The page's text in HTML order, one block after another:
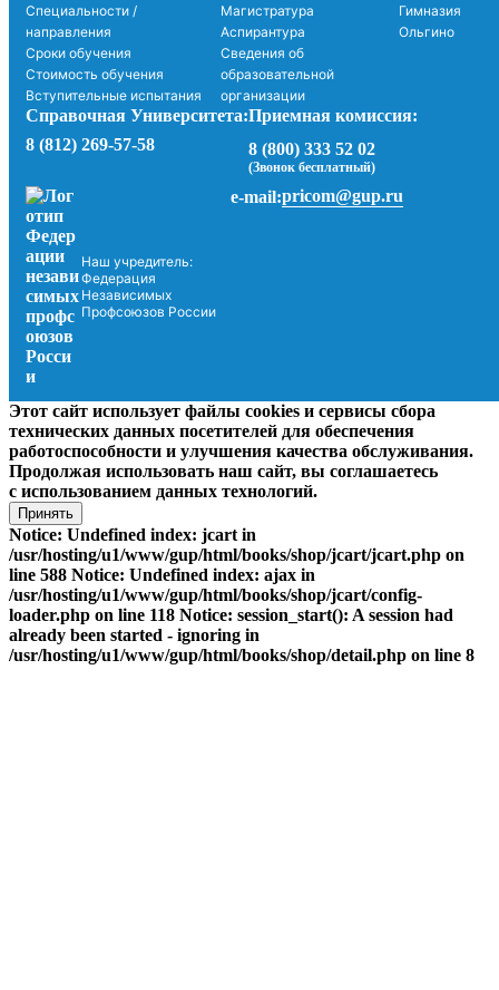
Специальности /
направления
Сроки обучения
Стоимость обучения
Вступительные испытания
Магистратура
Аспирантура
Сведения об
образовательной
организации
Гимназия
Ольгино
Справочная Университета:
8 (812) 269-57-58
Приемная комиссия:
8 (800) 333 52 02
(Звонок бесплатный)
Наш учредитель:
Федерация
Независимых
Профсоюзов России
e-mail:pricom@gup.ru
Этот сайт использует файлы cookies и сервисы сбора
технических данных посетителей для обеспечения
работоспособности и улучшения качества обслуживания.
Продолжая использовать наш сайт, вы соглашаетесь
с использованием данных технологий.
Принять
Notice: Undefined index: jcart in
/usr/hosting/u1/www/gup/html/books/shop/jcart/jcart.php on
line 588 Notice: Undefined index: ajax in
/usr/hosting/u1/www/gup/html/books/shop/jcart/config-
loader.php on line 118 Notice: session_start(): A session had
already been started - ignoring in
/usr/hosting/u1/www/gup/html/books/shop/detail.php on line 8